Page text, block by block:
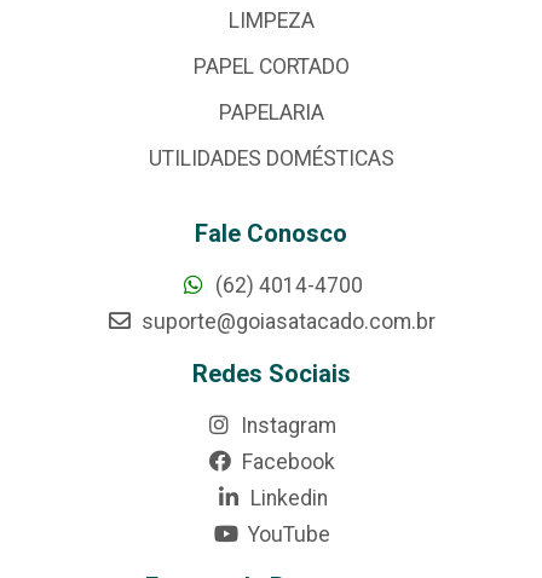
LIMPEZA
PAPEL CORTADO
PAPELARIA
UTILIDADES DOMÉSTICAS
Fale Conosco
(62) 4014-4700
suporte@goiasatacado.com.br
Redes Sociais
Instagram
Facebook
Linkedin
YouTube